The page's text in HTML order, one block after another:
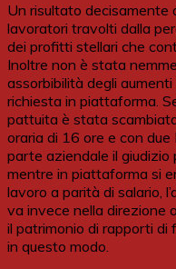
Un risultato decisamente
lavoratori travolti dalla
dei profitti stellari che
Inoltre non è stata
assorbibilità degli
richiesta in piattaforma.
pattuita è stata
oraria di 16 ore e con
parte aziendale il
mentre in piattaforma si
lavoro a parità di salario,
va invece nella direzione
il patrimonio di rapporti di
in questo modo.